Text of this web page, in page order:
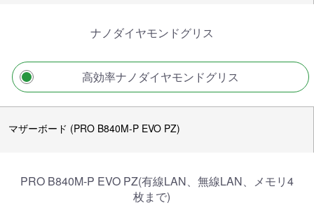
ナノダイヤモンドグリス
高効率ナノダイヤモンドグリス
マザーボード (PRO B840M-P EVO PZ)
PRO B840M-P EVO PZ(有線LAN、無線LAN、メモリ4
枚まで)